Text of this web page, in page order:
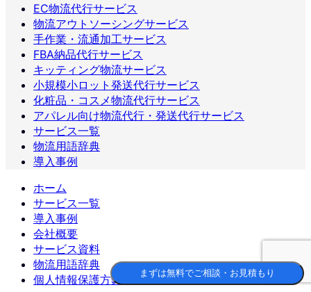
まずは無料でご相談・お見積もり
EC物流代行サービス
物流アウトソーシングサービス
手作業・流通加工サービス
FBA納品代行サービス
キッティング物流サービス
小規模小ロット発送代行サービス
化粧品・コスメ物流代行サービス
アパレル向け物流代行・発送代行サービス
サービス一覧
物流用語辞典
導入事例
ホーム
サービス一覧
導入事例
会社概要
サービス資料
物流用語辞典
個人情報保護方針